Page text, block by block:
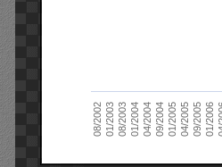
08/200201/200308/200301/200404/200409/200401/200504/200509/200501/2006